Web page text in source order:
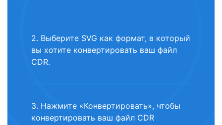
2. Выберите SVG как формат, в который
вы хотите конвертировать ваш файл
CDR.
3. Нажмите «Конвертировать», чтобы
конвертировать ваш файл CDR